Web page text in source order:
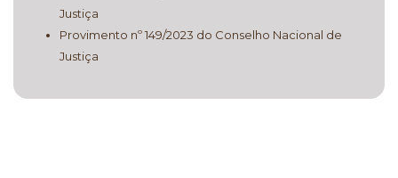
Justiça
Provimento nº 149/2023 do Conselho Nacional de
Justiça